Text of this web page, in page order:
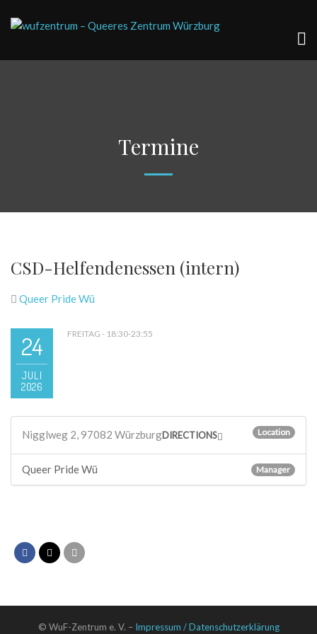
Termine
CSD-Helfendenessen (intern)
Queer Pride Wü
24
JULI
2026
FREITAG - 18:30-23:55
Nigglweg 2, 97082 Würzburg Location
DIRECTIONS
Queer Pride Wü Manager
© WuF-Zentrum e. V. – Impressum / Datenschutzerklärung